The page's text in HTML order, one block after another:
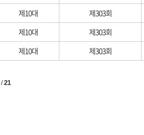
제10대 제303회
제10대 제303회
제10대 제303회
/21